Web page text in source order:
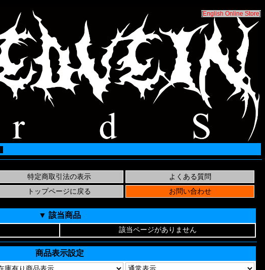
[English Online Store]
▼ 該当商品
該当ページがありません
商品表示設定